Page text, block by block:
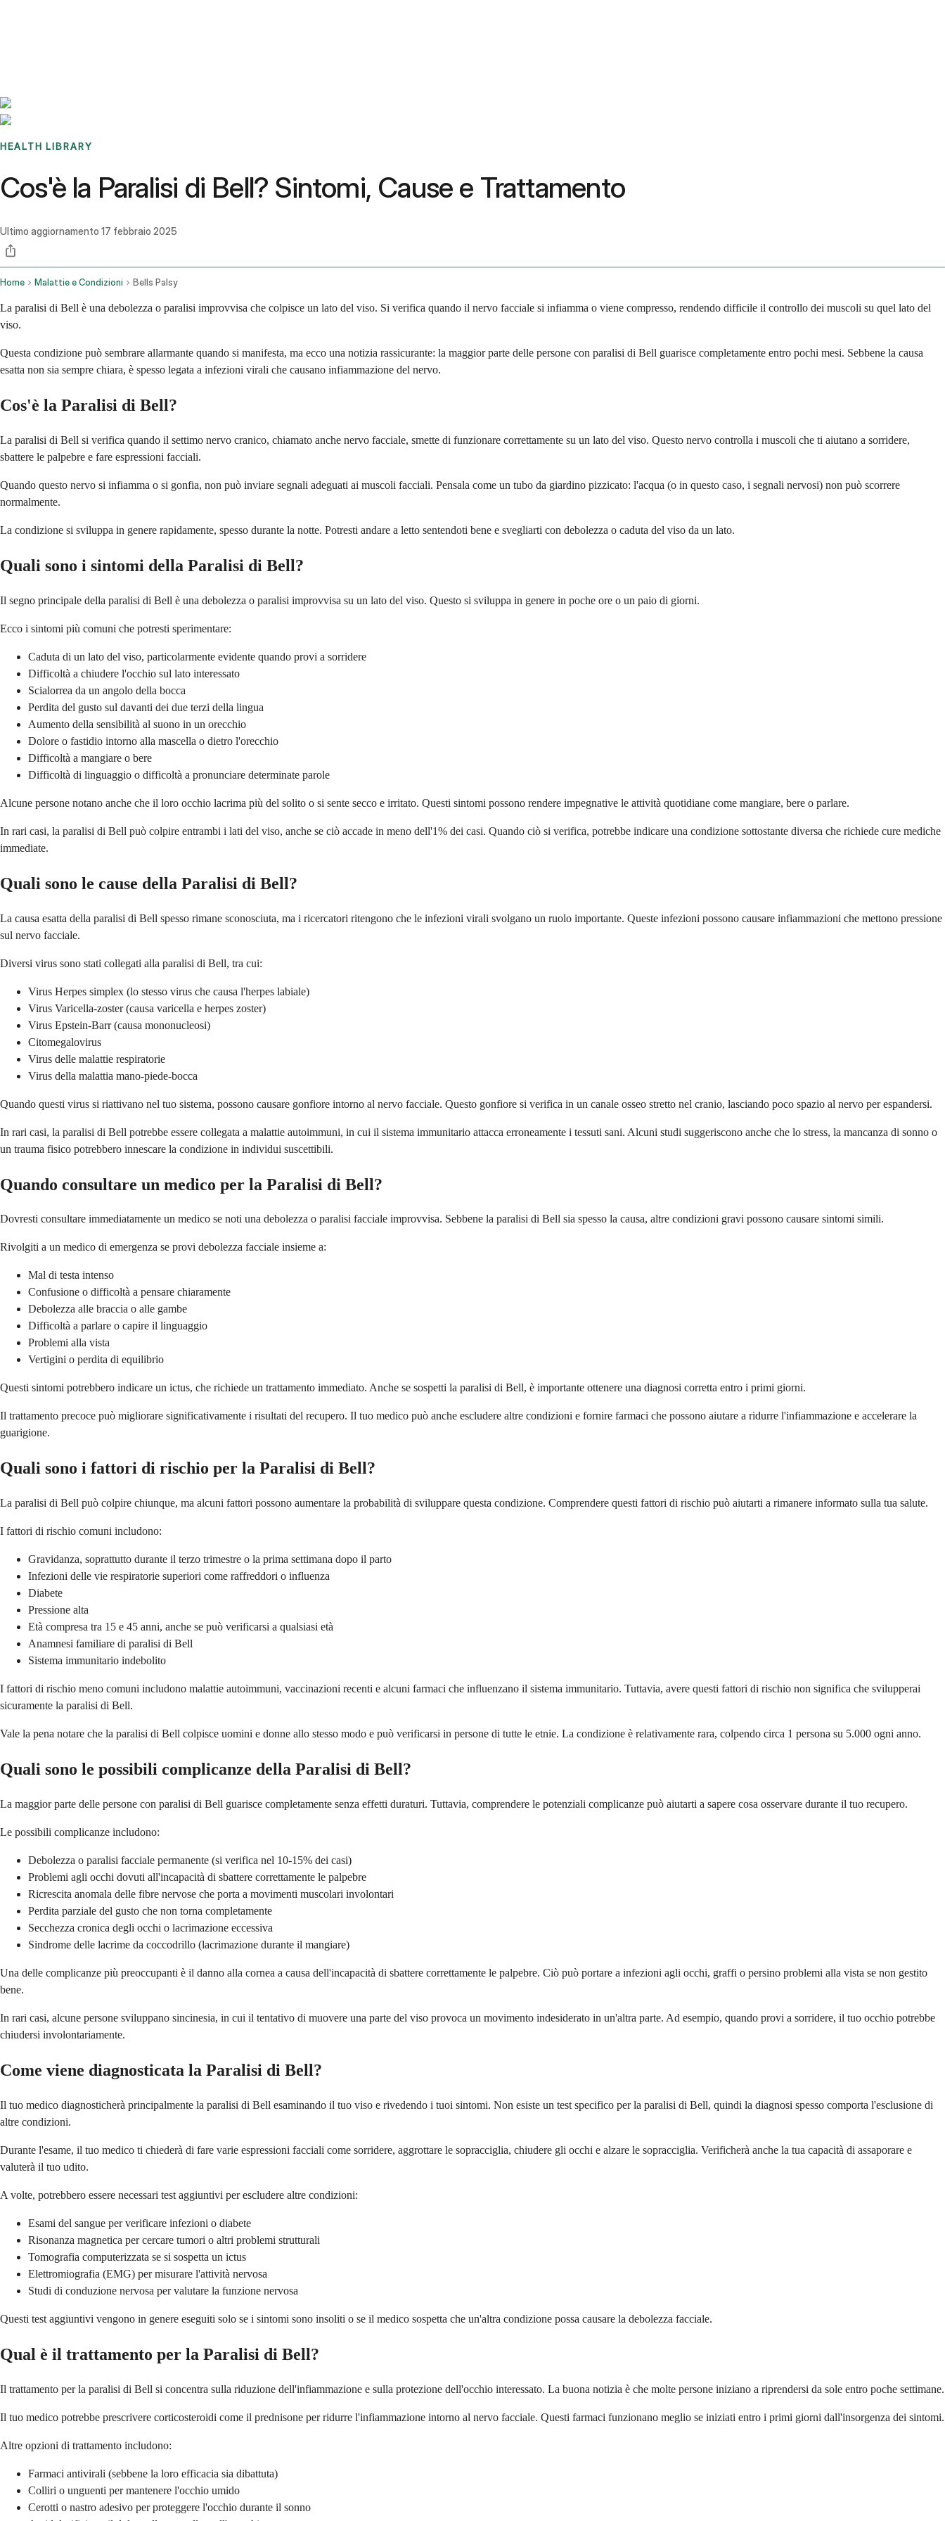
HEALTH LIBRARY
Cos'è la Paralisi di Bell? Sintomi, Cause e Trattamento
Ultimo aggiornamento 17 febbraio 2025
Home Malattie e Condizioni Bells Palsy
La paralisi di Bell è una debolezza o paralisi improvvisa che colpisce un lato del viso. Si verifica quando il nervo facciale si infiamma o viene compresso, rendendo difficile il controllo dei muscoli su quel lato del
viso.
Questa condizione può sembrare allarmante quando si manifesta, ma ecco una notizia rassicurante: la maggior parte delle persone con paralisi di Bell guarisce completamente entro pochi mesi. Sebbene la causa
esatta non sia sempre chiara, è spesso legata a infezioni virali che causano infiammazione del nervo.
Cos'è la Paralisi di Bell?
La paralisi di Bell si verifica quando il settimo nervo cranico, chiamato anche nervo facciale, smette di funzionare correttamente su un lato del viso. Questo nervo controlla i muscoli che ti aiutano a sorridere,
sbattere le palpebre e fare espressioni facciali.
Quando questo nervo si infiamma o si gonfia, non può inviare segnali adeguati ai muscoli facciali. Pensala come un tubo da giardino pizzicato: l'acqua (o in questo caso, i segnali nervosi) non può scorrere
normalmente.
La condizione si sviluppa in genere rapidamente, spesso durante la notte. Potresti andare a letto sentendoti bene e svegliarti con debolezza o caduta del viso da un lato.
Quali sono i sintomi della Paralisi di Bell?
Il segno principale della paralisi di Bell è una debolezza o paralisi improvvisa su un lato del viso. Questo si sviluppa in genere in poche ore o un paio di giorni.
Ecco i sintomi più comuni che potresti sperimentare:
Caduta di un lato del viso, particolarmente evidente quando provi a sorridere
Difficoltà a chiudere l'occhio sul lato interessato
Scialorrea da un angolo della bocca
Perdita del gusto sul davanti dei due terzi della lingua
Aumento della sensibilità al suono in un orecchio
Dolore o fastidio intorno alla mascella o dietro l'orecchio
Difficoltà a mangiare o bere
Difficoltà di linguaggio o difficoltà a pronunciare determinate parole
Alcune persone notano anche che il loro occhio lacrima più del solito o si sente secco e irritato. Questi sintomi possono rendere impegnative le attività quotidiane come mangiare, bere o parlare.
In rari casi, la paralisi di Bell può colpire entrambi i lati del viso, anche se ciò accade in meno dell'1% dei casi. Quando ciò si verifica, potrebbe indicare una condizione sottostante diversa che richiede cure mediche
immediate.
Quali sono le cause della Paralisi di Bell?
La causa esatta della paralisi di Bell spesso rimane sconosciuta, ma i ricercatori ritengono che le infezioni virali svolgano un ruolo importante. Queste infezioni possono causare infiammazioni che mettono pressione
sul nervo facciale.
Diversi virus sono stati collegati alla paralisi di Bell, tra cui:
Virus Herpes simplex (lo stesso virus che causa l'herpes labiale)
Virus Varicella-zoster (causa varicella e herpes zoster)
Virus Epstein-Barr (causa mononucleosi)
Citomegalovirus
Virus delle malattie respiratorie
Virus della malattia mano-piede-bocca
Quando questi virus si riattivano nel tuo sistema, possono causare gonfiore intorno al nervo facciale. Questo gonfiore si verifica in un canale osseo stretto nel cranio, lasciando poco spazio al nervo per espandersi.
In rari casi, la paralisi di Bell potrebbe essere collegata a malattie autoimmuni, in cui il sistema immunitario attacca erroneamente i tessuti sani. Alcuni studi suggeriscono anche che lo stress, la mancanza di sonno o
un trauma fisico potrebbero innescare la condizione in individui suscettibili.
Quando consultare un medico per la Paralisi di Bell?
Dovresti consultare immediatamente un medico se noti una debolezza o paralisi facciale improvvisa. Sebbene la paralisi di Bell sia spesso la causa, altre condizioni gravi possono causare sintomi simili.
Rivolgiti a un medico di emergenza se provi debolezza facciale insieme a:
Mal di testa intenso
Confusione o difficoltà a pensare chiaramente
Debolezza alle braccia o alle gambe
Difficoltà a parlare o capire il linguaggio
Problemi alla vista
Vertigini o perdita di equilibrio
Questi sintomi potrebbero indicare un ictus, che richiede un trattamento immediato. Anche se sospetti la paralisi di Bell, è importante ottenere una diagnosi corretta entro i primi giorni.
Il trattamento precoce può migliorare significativamente i risultati del recupero. Il tuo medico può anche escludere altre condizioni e fornire farmaci che possono aiutare a ridurre l'infiammazione e accelerare la
guarigione.
Quali sono i fattori di rischio per la Paralisi di Bell?
La paralisi di Bell può colpire chiunque, ma alcuni fattori possono aumentare la probabilità di sviluppare questa condizione. Comprendere questi fattori di rischio può aiutarti a rimanere informato sulla tua salute.
I fattori di rischio comuni includono:
Gravidanza, soprattutto durante il terzo trimestre o la prima settimana dopo il parto
Infezioni delle vie respiratorie superiori come raffreddori o influenza
Diabete
Pressione alta
Età compresa tra 15 e 45 anni, anche se può verificarsi a qualsiasi età
Anamnesi familiare di paralisi di Bell
Sistema immunitario indebolito
I fattori di rischio meno comuni includono malattie autoimmuni, vaccinazioni recenti e alcuni farmaci che influenzano il sistema immunitario. Tuttavia, avere questi fattori di rischio non significa che svilupperai
sicuramente la paralisi di Bell.
Vale la pena notare che la paralisi di Bell colpisce uomini e donne allo stesso modo e può verificarsi in persone di tutte le etnie. La condizione è relativamente rara, colpendo circa 1 persona su 5.000 ogni anno.
Quali sono le possibili complicanze della Paralisi di Bell?
La maggior parte delle persone con paralisi di Bell guarisce completamente senza effetti duraturi. Tuttavia, comprendere le potenziali complicanze può aiutarti a sapere cosa osservare durante il tuo recupero.
Le possibili complicanze includono:
Debolezza o paralisi facciale permanente (si verifica nel 10-15% dei casi)
Problemi agli occhi dovuti all'incapacità di sbattere correttamente le palpebre
Ricrescita anomala delle fibre nervose che porta a movimenti muscolari involontari
Perdita parziale del gusto che non torna completamente
Secchezza cronica degli occhi o lacrimazione eccessiva
Sindrome delle lacrime da coccodrillo (lacrimazione durante il mangiare)
Una delle complicanze più preoccupanti è il danno alla cornea a causa dell'incapacità di sbattere correttamente le palpebre. Ciò può portare a infezioni agli occhi, graffi o persino problemi alla vista se non gestito
bene.
In rari casi, alcune persone sviluppano sincinesia, in cui il tentativo di muovere una parte del viso provoca un movimento indesiderato in un'altra parte. Ad esempio, quando provi a sorridere, il tuo occhio potrebbe
chiudersi involontariamente.
Come viene diagnosticata la Paralisi di Bell?
Il tuo medico diagnosticherà principalmente la paralisi di Bell esaminando il tuo viso e rivedendo i tuoi sintomi. Non esiste un test specifico per la paralisi di Bell, quindi la diagnosi spesso comporta l'esclusione di
altre condizioni.
Durante l'esame, il tuo medico ti chiederà di fare varie espressioni facciali come sorridere, aggrottare le sopracciglia, chiudere gli occhi e alzare le sopracciglia. Verificherà anche la tua capacità di assaporare e
valuterà il tuo udito.
A volte, potrebbero essere necessari test aggiuntivi per escludere altre condizioni:
Esami del sangue per verificare infezioni o diabete
Risonanza magnetica per cercare tumori o altri problemi strutturali
Tomografia computerizzata se si sospetta un ictus
Elettromiografia (EMG) per misurare l'attività nervosa
Studi di conduzione nervosa per valutare la funzione nervosa
Questi test aggiuntivi vengono in genere eseguiti solo se i sintomi sono insoliti o se il medico sospetta che un'altra condizione possa causare la debolezza facciale.
Qual è il trattamento per la Paralisi di Bell?
Il trattamento per la paralisi di Bell si concentra sulla riduzione dell'infiammazione e sulla protezione dell'occhio interessato. La buona notizia è che molte persone iniziano a riprendersi da sole entro poche settimane.
Il tuo medico potrebbe prescrivere corticosteroidi come il prednisone per ridurre l'infiammazione intorno al nervo facciale. Questi farmaci funzionano meglio se iniziati entro i primi giorni dall'insorgenza dei sintomi.
Altre opzioni di trattamento includono:
Farmaci antivirali (sebbene la loro efficacia sia dibattuta)
Colliri o unguenti per mantenere l'occhio umido
Cerotti o nastro adesivo per proteggere l'occhio durante il sonno